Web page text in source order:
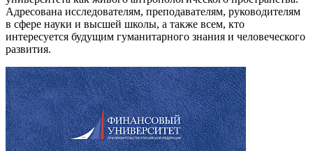
Адресована исследователям, преподавателям, руководителям
в сфере науки и высшей школы, а также всем, кто
интересуется будущим гуманитарного знания и человеческого
развития.